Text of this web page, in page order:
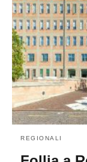
REGIONALI